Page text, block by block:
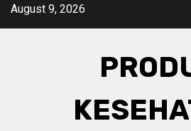
SkipAugust 9, 2026